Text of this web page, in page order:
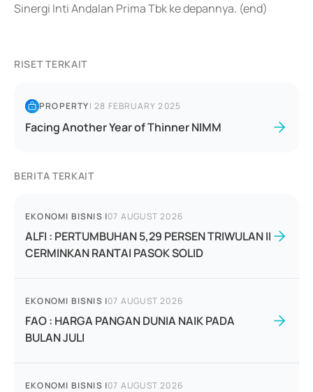
Sinergi Inti Andalan Prima Tbk ke depannya. (end)
RISET TERKAIT
PROPERTY|28 FEBRUARY 2025
Facing Another Year of Thinner NIMM
BERITA TERKAIT
EKONOMI BISNIS |07 AUGUST 2026
ALFI : PERTUMBUHAN 5,29 PERSEN TRIWULAN II
CERMINKAN RANTAI PASOK SOLID
EKONOMI BISNIS |07 AUGUST 2026
FAO : HARGA PANGAN DUNIA NAIK PADA
BULAN JULI
EKONOMI BISNIS |07 AUGUST 2026